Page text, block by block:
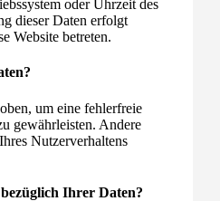
oder Uhrzeit des
dieser Daten erfolgt
Website betreten.
um eine fehlerfreie
gewährleisten. Andere
Nutzerverhaltens
Ihrer Daten?